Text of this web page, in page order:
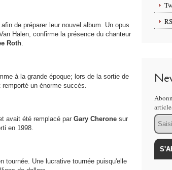
de préparer leur nouvel album. Un opus
Halen, confirme la présence du chanteur
Roth.
à la grande époque; lors de la sortie de
un énorme succès.
avait été remplacé par Gary Cheronesur
en 1998.
tournée. Une lucrative tournée puisqu'elle
Email